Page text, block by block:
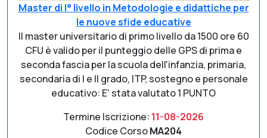
Master di I° livello in Metodologie e didattiche per
le nuove sfide educative
Il master universitario di primo livello da 1500 ore 60
CFU è valido per il punteggio delle GPS di prima e
seconda fascia per la scuola dell'infanzia, primaria,
secondaria di I e II grado, ITP, sostegno e personale
educativo: E' stata valutato 1 PUNTO
Termine Iscrizione: 11-08-2026
Codice CorsoMA204